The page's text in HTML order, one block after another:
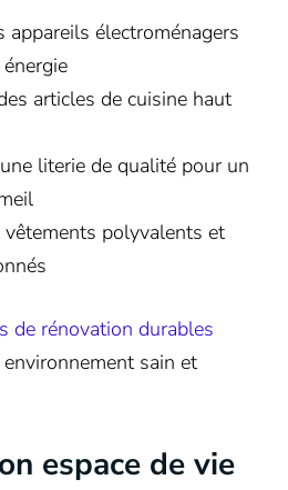
appareils électroménagers
articles de cuisine haut
literie de qualité pour un
vêtements polyvalents et
de rénovation durables
sain et
espace de vie